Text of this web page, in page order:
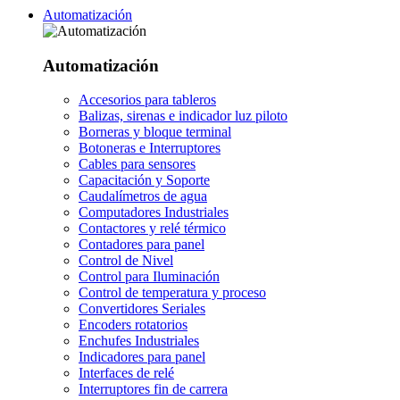
Automatización
Automatización
Accesorios para tableros
Balizas, sirenas e indicador luz piloto
Borneras y bloque terminal
Botoneras e Interruptores
Cables para sensores
Capacitación y Soporte
Caudalímetros de agua
Computadores Industriales
Contactores y relé térmico
Contadores para panel
Control de Nivel
Control para Iluminación
Control de temperatura y proceso
Convertidores Seriales
Encoders rotatorios
Enchufes Industriales
Indicadores para panel
Interfaces de relé
Interruptores fin de carrera